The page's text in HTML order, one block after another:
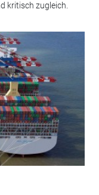
kritisch zugleich.